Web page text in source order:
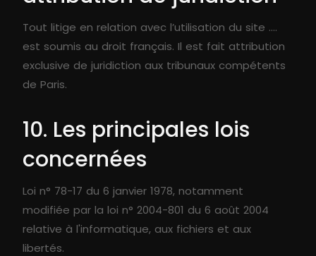
Tout litige en relation avec l’utilisation du site ....
est soumis au droit français. Il est fait attribution
exclusive de juridiction aux tribunaux compétents
de Paris.
10. Les principales lois
concernées
Loi n° 78-17 du 6 janvier 1978, notamment
modifiée par la loi n° 2004-801 du 6 août 2004
relative à l'informatique, aux fichiers et aux
libertés.